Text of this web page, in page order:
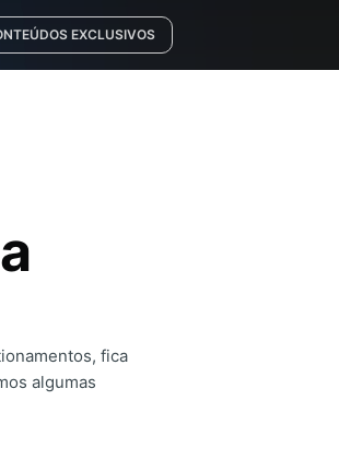
EXCLUSIVOS
fica
algumas